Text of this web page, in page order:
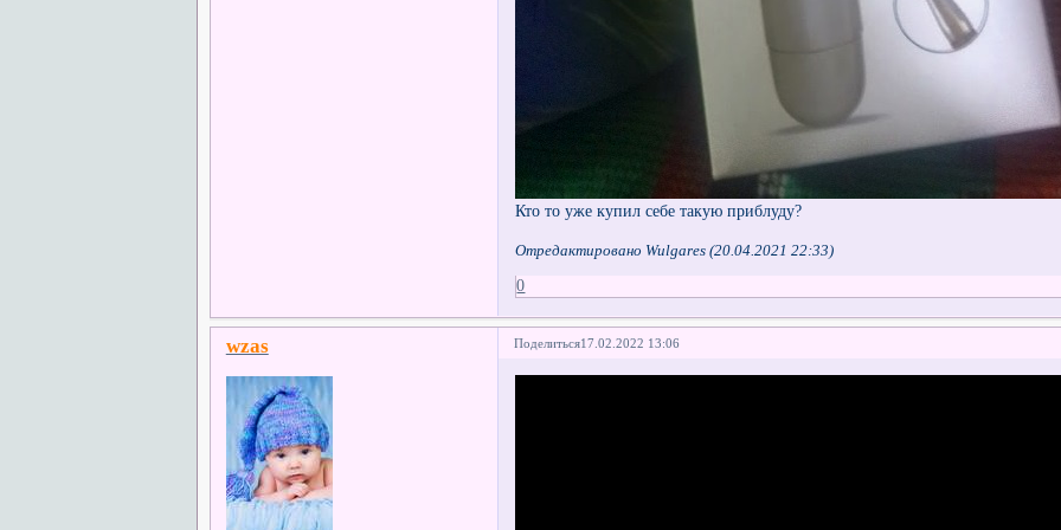
Кто то уже купил себе такую приблуду?
Отредактировано Wulgares (20.04.2021 22:33)
0
Поделиться17.02.2022 13:06
wzas